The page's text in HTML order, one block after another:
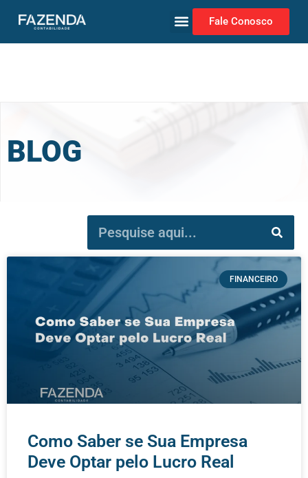
Fale Conosco
BLOG
FINANCEIRO
Como Saber se Sua Empresa
Deve Optar pelo Lucro Real​